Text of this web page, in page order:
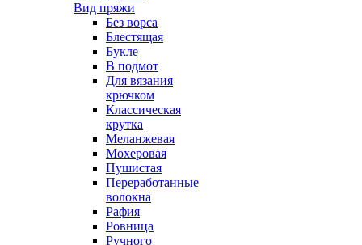
Вид пряжи
Без ворса
Блестящая
Букле
В подмот
Для вязания
крючком
Классическая
крутка
Меланжевая
Мохеровая
Пушистая
Переработанные
волокна
Рафия
Ровница
Ручного